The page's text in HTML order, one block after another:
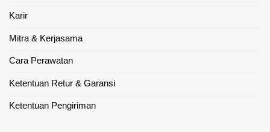
Karir
Mitra & Kerjasama
Cara Perawatan
Ketentuan Retur & Garansi
Ketentuan Pengiriman